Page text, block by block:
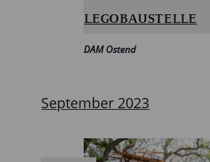
LEGOBAUSTELLE
DAM Ostend
September 2023